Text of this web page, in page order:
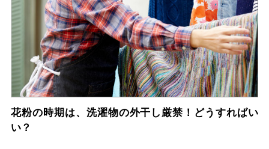
花粉の時期は、洗濯物の外干し厳禁！どうすればい
い？